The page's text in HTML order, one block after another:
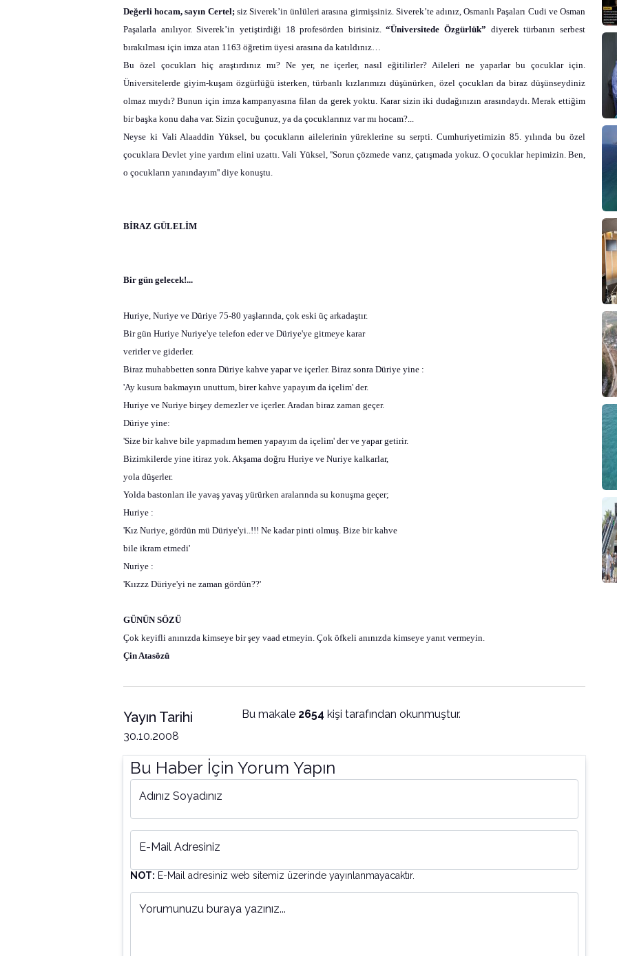
Değerli hocam, sayın Certel;siz Siverek’in ünlüleri arasına girmişsiniz. Siverek’te adınız, Osmanlı Paşaları Cudi ve Osman
Paşalarla anılıyor. Siverek’in yetiştirdiği 18 profesörden birisiniz.“Üniversitede Özgürlük” diyerek türbanın serbest
bırakılması için imza atan 1163 öğretim üyesi arasına da katıldınız…
Bu özel çocukları hiç araştırdınız mı? Ne yer, ne içerler, nasıl eğitilirler? Aileleri ne yaparlar bu çocuklar için.
Üniversitelerde giyim-kuşam özgürlüğü isterken, türbanlı kızlarımızı düşünürken, özel çocukları da biraz düşünseydiniz
olmaz mıydı? Bunun için imza kampanyasına filan da gerek yoktu. Karar sizin iki dudağınızın arasındaydı. Merak ettiğim
bir başka konu daha var. Sizin çocuğunuz, ya da çocuklarınız var mı hocam?...
Neyse ki Vali Alaaddin Yüksel, bu çocukların ailelerinin yüreklerine su serpti. Cumhuriyetimizin 85. yılında bu özel
çocuklara Devlet yine yardım elini uzattı. Vali Yüksel, ''Sorun çözmede varız, çatışmada yokuz. O çocuklar hepimizin. Ben,
o çocukların yanındayım'' diye konuştu.
BİRAZ GÜLELİM
Bir gün gelecek!...
Huriye, Nuriye ve Düriye 75-80 yaşlarında, çok eski üç arkadaştır.
Bir gün Huriye Nuriye'ye telefon eder ve Düriye'ye gitmeye karar
verirler ve giderler.
Biraz muhabbetten sonra Düriye kahve yapar ve içerler. Biraz sonra Düriye yine :
'Ay kusura bakmayın unuttum, birer kahve yapayım da içelim' der.
Huriye ve Nuriye birşey demezler ve içerler. Aradan biraz zaman geçer.
Düriye yine:
'Size bir kahve bile yapmadım hemen yapayım da içelim' der ve yapar getirir.
Bizimkilerde yine itiraz yok. Akşama doğru Huriye ve Nuriye kalkarlar,
yola düşerler.
Yolda bastonları ile yavaş yavaş yürürken aralarında su konuşma geçer;
Huriye :
'Kız Nuriye, gördün mü Düriye'yi..!!! Ne kadar pinti olmuş. Bize bir kahve
bile ikram etmedi'
Nuriye :
'Kıızzz Düriye'yi ne zaman gördün??'
GÜNÜN SÖZÜ
Çok keyifli anınızda kimseye bir şey vaad etmeyin. Çok öfkeli anınızda kimseye yanıt vermeyin.
Çin Atasözü
Yayın Tarihi
30.10.2008
Bu makale 2654 kişi tarafından okunmuştur.
Bu Haber İçin Yorum Yapın
Adınız Soyadınız
E-Mail Adresiniz
NOT: E-Mail adresiniz web sitemiz üzerinde yayınlanmayacaktır.
Yorumunuzu buraya yazınız...